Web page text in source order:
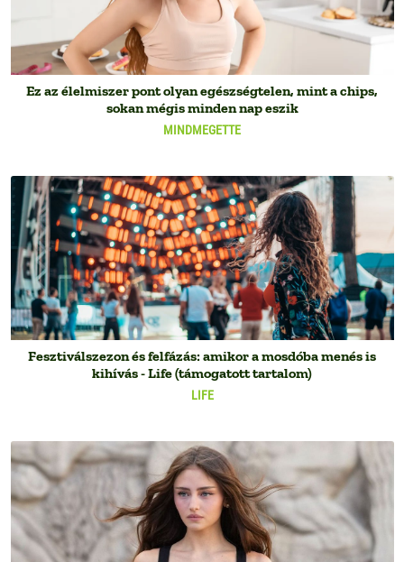
MINDMEGETTE
Ez az élelmiszer pont olyan egészségtelen, mint a chips,
sokan mégis minden nap eszik
LIFE
Fesztiválszezon és felfázás: amikor a mosdóba menés is
kihívás - Life (támogatott tartalom)